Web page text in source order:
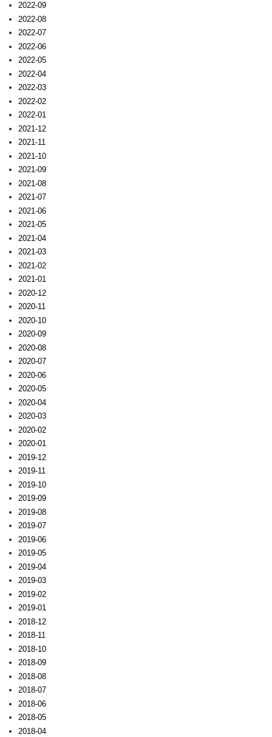
2022-09
2022-08
2022-07
2022-06
2022-05
2022-04
2022-03
2022-02
2022-01
2021-12
2021-11
2021-10
2021-09
2021-08
2021-07
2021-06
2021-05
2021-04
2021-03
2021-02
2021-01
2020-12
2020-11
2020-10
2020-09
2020-08
2020-07
2020-06
2020-05
2020-04
2020-03
2020-02
2020-01
2019-12
2019-11
2019-10
2019-09
2019-08
2019-07
2019-06
2019-05
2019-04
2019-03
2019-02
2019-01
2018-12
2018-11
2018-10
2018-09
2018-08
2018-07
2018-06
2018-05
2018-04